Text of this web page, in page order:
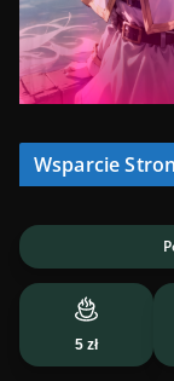
Wsparcie
5 zł